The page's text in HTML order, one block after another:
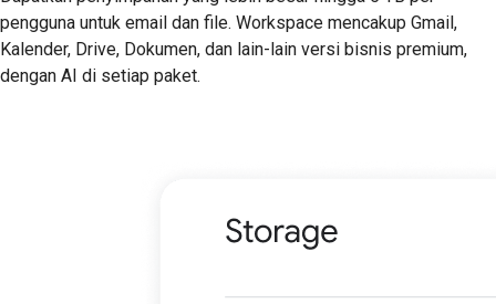
pengguna untuk email dan file. Workspace mencakup Gmail,
Kalender, Drive, Dokumen, dan lain-lain versi bisnis premium,
dengan AI di setiap paket.